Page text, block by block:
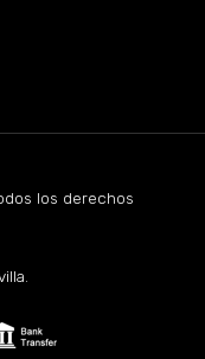
los derechos